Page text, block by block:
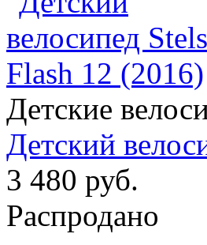
Детские
Детский
3 480 руб.
Распродано